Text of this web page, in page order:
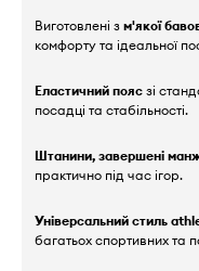
Виготовлені з м'якої
комфорту та ідеальної
Еластичний пояс зі
посадці та стабільності.
Штанини, завершені
практично під час ігор.
Універсальний стиль
багатьох спортивних та